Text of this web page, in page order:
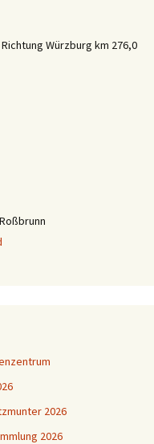
Würzburg km 276,0
2026
2026